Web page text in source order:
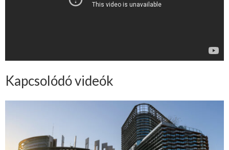
Kapcsolódó videók